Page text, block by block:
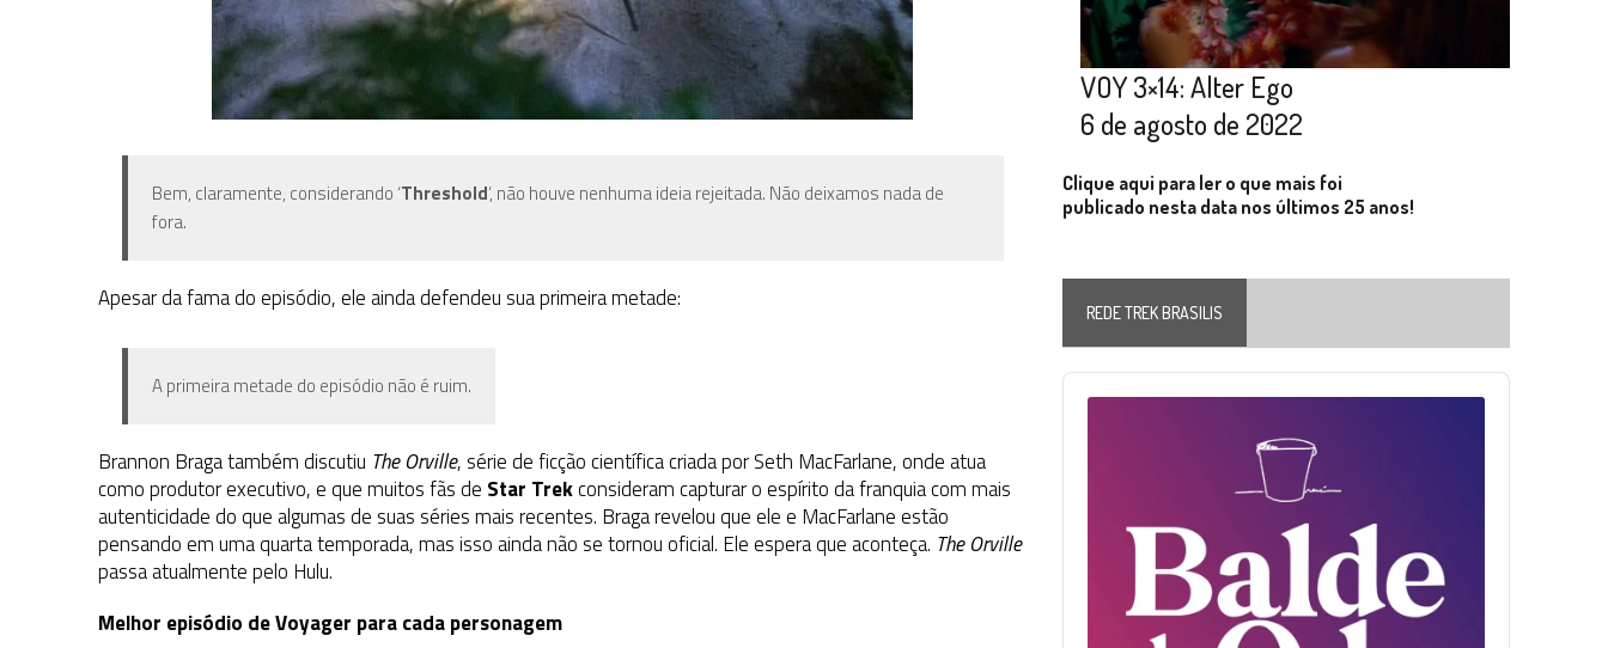
Bem, claramente, considerando ‘Threshold‘, não houve nenhuma ideia rejeitada. Não deixamos nada de
fora.
Apesar da fama do episódio, ele ainda defendeu sua primeira metade:
A primeira metade do episódio não é ruim.
Brannon Braga também discutiu The Orville, série de ficção científica criada por Seth MacFarlane, onde atua
como produtor executivo, e que muitos fãs de Star Trekconsideram capturar o espírito da franquia com mais
autenticidade do que algumas de suas séries mais recentes. Braga revelou que ele e MacFarlane estão
pensando em uma quarta temporada, mas isso ainda não se tornou oficial. Ele espera que aconteça. The Orville
passa atualmente pelo Hulu.
Melhor episódio de Voyager para cada personagem
VOY 3×14: Alter Ego
6 de agosto de 2022
Clique aqui para ler o que mais foi
publicado nesta data nos últimos 25 anos!
REDE TREK BRASILIS
Audio
Player